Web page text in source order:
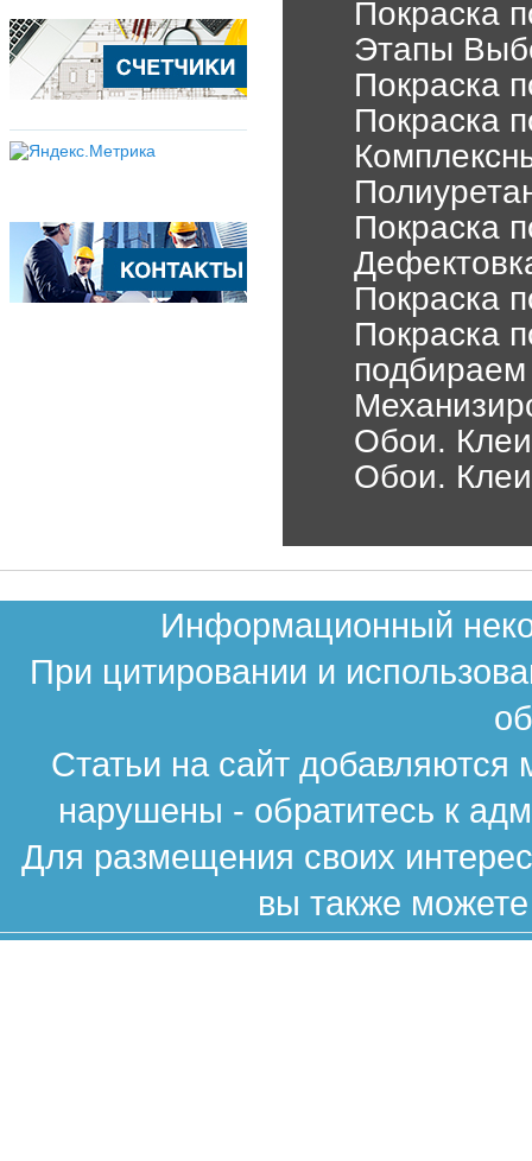
Покраска
Этапы
Покраска
Покраска
Покраска
Покраска
Покраска
Обои.
Обои.
Информационный
При цитировании и
Статьи на сайт
нарушены - обратитесь к
Для размещения своих
вы также